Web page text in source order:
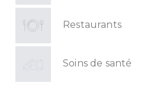
Restaurants
Soins de santé